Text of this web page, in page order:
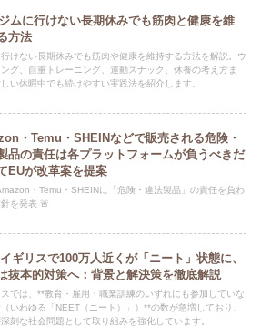
ムに行けない長期休みでも筋肉と健康を維
方法
けない長期休みでも筋肉や健康を維持する方法を解説。ウ
ング、自重トレーニング、運動スナック、休養の考え方ま
い休暇中でも続けやすい実践法を紹介します。
・Temu・SHEINなどで販売される危険・
品の責任は各プラットフォームが負うべきだ
EUが改革案を提案
・Temu・SHEINに「危険・違法製品」の責任を負わ
を発表 🚨
リスで100万人近くが「ニート」状態に、
抜本的対策へ：背景と解決策を徹底解説
では、**教育・雇用・職業訓練のいずれにも参加していな
いわゆる「NEET（ニート）」）**の数が急増しており、
刻な社会問題として取り組みを強化しています。